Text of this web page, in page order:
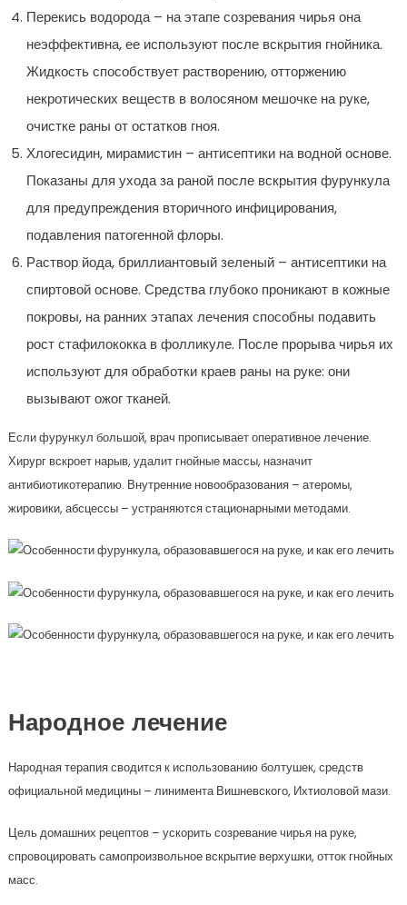
Перекись водорода – на этапе созревания чирья она
неэффективна, ее используют после вскрытия гнойника.
Жидкость способствует растворению, отторжению
некротических веществ в волосяном мешочке на руке,
очистке раны от остатков гноя.
Хлогесидин, мирамистин – антисептики на водной основе.
Показаны для ухода за раной после вскрытия фурункула
для предупреждения вторичного инфицирования,
подавления патогенной флоры.
Раствор йода, бриллиантовый зеленый – антисептики на
спиртовой основе. Средства глубоко проникают в кожные
покровы, на ранних этапах лечения способны подавить
рост стафилококка в фолликуле. После прорыва чирья их
используют для обработки краев раны на руке: они
вызывают ожог тканей.
Если фурункул большой, врач прописывает оперативное лечение.
Хирург вскроет нарыв, удалит гнойные массы, назначит
антибиотикотерапию. Внутренние новообразования – атеромы,
жировики, абсцессы – устраняются стационарными методами.
Народное лечение
Народная терапия сводится к использованию болтушек, средств
официальной медицины – линимента Вишневского, Ихтиоловой мази.
Цель домашних рецептов – ускорить созревание чирья на руке,
спровоцировать самопроизвольное вскрытие верхушки, отток гнойных
масс.